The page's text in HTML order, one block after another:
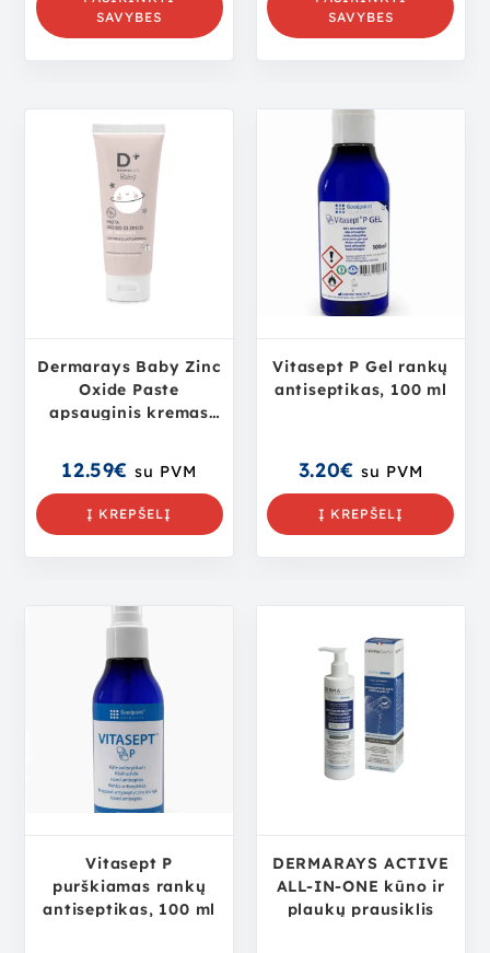
SAVYBES
SAVYBES
Dermarays Baby Zinc
Oxide Paste
apsauginis kremas
kūdikiams, 100 ml
12.59€ su PVM
Į KREPŠELĮ
Vitasept P Gel rankų
antiseptikas, 100 ml
3.20€ su PVM
Į KREPŠELĮ
Vitasept P
purškiamas rankų
antiseptikas, 100 ml
DERMARAYS ACTIVE
ALL-IN-ONE kūno ir
plaukų prausiklis